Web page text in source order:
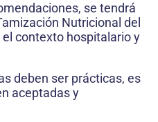
se tendrá
Nutricional del
contexto hospitalario y
deben ser prácticas, es
aceptadas y